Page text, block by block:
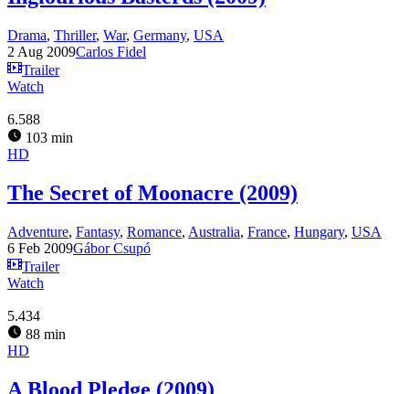
Drama, Thriller, War, Germany, USA
2 Aug 2009Carlos Fidel
Trailer
Watch
6.588
103 min
HD
The Secret of Moonacre (2009)
Adventure, Fantasy, Romance, Australia, France, Hungary, USA
6 Feb 2009Gábor Csupó
Trailer
Watch
5.434
88 min
HD
A Blood Pledge (2009)